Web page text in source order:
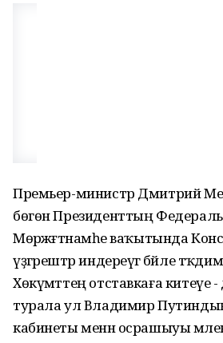
Премьер-министр Дмитрий
бөгөн Президенттың
Мөрәжәғәтнамәһе ваҡытында
үҙгәрештәр индереүгә бәйле
Хөкүмәттең отставкаға китеүе
турала ул Владимир
кабинеты менән осрашыуы